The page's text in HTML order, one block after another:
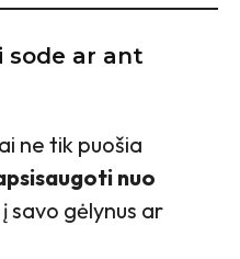
sode ar ant
ne tik puošia
nuo
savo gėlynus ar